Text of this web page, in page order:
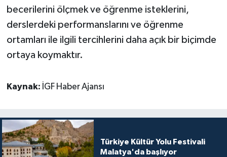
becerilerini ölçmek ve öğrenme isteklerini,
derslerdeki performanslarını ve öğrenme
ortamları ile ilgili tercihlerini daha açık bir biçimde
ortaya koymaktır.
Kaynak: İGF Haber Ajansı
Türkiye Kültür Yolu Festivali
Malatya'da başlıyor